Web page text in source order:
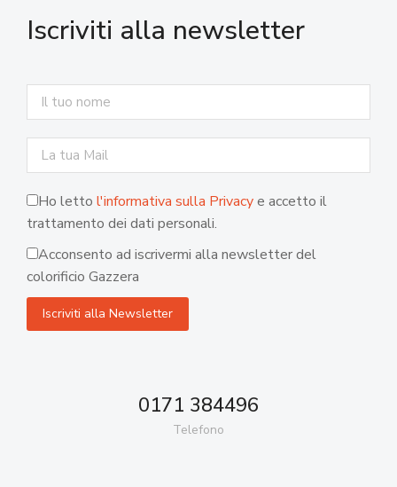
Iscriviti alla newsletter
Ho letto l'informativa sulla Privacye accetto il
trattamento dei dati personali.
Acconsento ad iscrivermi alla newsletter del
colorificio Gazzera
0171 384496
Telefono